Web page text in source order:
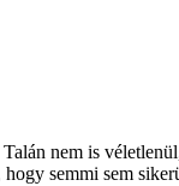
nem is
semmi sem